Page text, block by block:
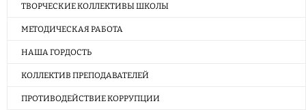
ТВОРЧЕСКИЕ КОЛЛЕКТИВЫ ШКОЛЫ
МЕТОДИЧЕСКАЯ РАБОТА
НАША ГОРДОСТЬ
КОЛЛЕКТИВ ПРЕПОДАВАТЕЛЕЙ
ПРОТИВОДЕЙСТВИЕ КОРРУПЦИИ